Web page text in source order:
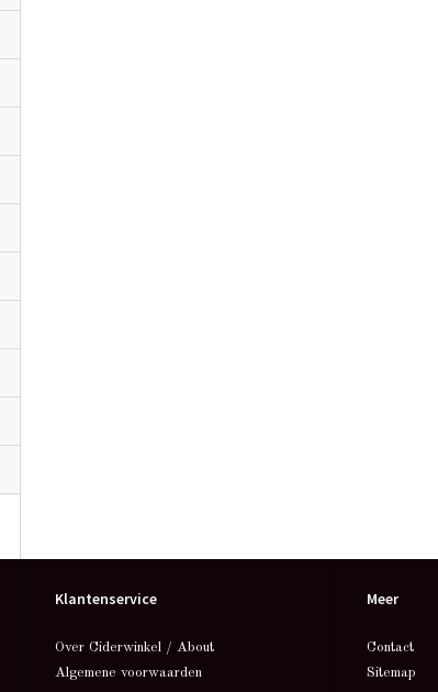
Klantenservice
Over Ciderwinkel / About
Algemene voorwaarden
Meer
Contact
Sitemap